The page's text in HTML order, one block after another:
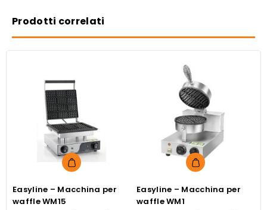
Prodotti correlati
Easyline – Macchina per
waffle WM15
Easyline – Macchina per
waffle WM1